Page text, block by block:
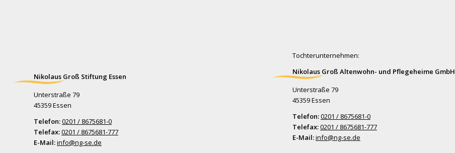
Nikolaus Groß Stiftung Essen
Unterstraße 79
45359 Essen
Telefon:0201 / 8675681-0
Telefax:0201 / 8675681-777
E-Mail:info@ng-se.de
Tochterunternehmen:
Nikolaus Groß Altenwohn- und Pflegeheime GmbH
Unterstraße 79
45359 Essen
Telefon:0201 / 8675681-0
Telefax:0201 / 8675681-777
E-Mail:info@ng-se.de